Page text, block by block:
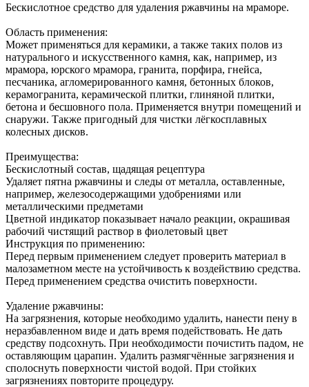
Бескислотное средство для удаления ржавчины на мраморе.
Область применения:
Может применяться для керамики, а также таких полов из
натурального и искусственного камня, как, например, из
мрамора, юрского мрамора, гранита, порфира, гнейса,
песчаника, агломерированного камня, бетонных блоков,
керамогранита, керамической плитки, глиняной плитки,
бетона и бесшовного пола. Применяется внутри помещений и
снаружи. Также пригодный для чистки лёгкосплавных
колесных дисков.
Преимущества:
Бескислотный состав, щадящая рецептура
Удаляет пятна ржавчины и следы от металла, оставленные,
например, железосодержащими удобрениями или
металлическими предметами
Цветной индикатор показывает начало реакции, окрашивая
рабочий чистящий раствор в фиолетовый цвет
Инструкция по применению:
Перед первым применением следует проверить материал в
малозаметном месте на устойчивость к воздействию средства.
Перед применением средства очистить поверхности.
Удаление ржавчины:
На загрязнения, которые необходимо удалить, нанести пену в
неразбавленном виде и дать время подействовать. Не дать
средству подсохнуть. При необходимости почистить падом, не
оставляющим царапин. Удалить размягчённые загрязнения и
сполоснуть поверхности чистой водой. При стойких
загрязнениях повторите процедуру.